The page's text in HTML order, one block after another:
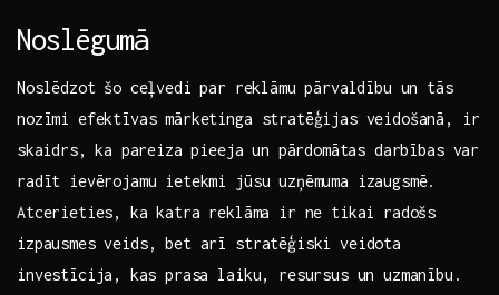
Noslēgumā
Noslēdzot​ šo ⁣ceļvedi par⁤ reklāmu pārvaldību un tās
nozīmi efektīvas mārketinga stratēģijas veidošanā, ir
⁢skaidrs, ⁤ka pareiza pieeja un⁢ pārdomātas darbības ​var
radīt ievērojamu ietekmi jūsu uzņēmuma izaugsmē.
Atcerieties,⁤ ka katra ‍reklāma ir ne tikai radošs
izpausmes veids, bet ​arī ‌stratēģiski veidota
investīcija,⁣ kas prasa laiku, resursus un uzmanību.